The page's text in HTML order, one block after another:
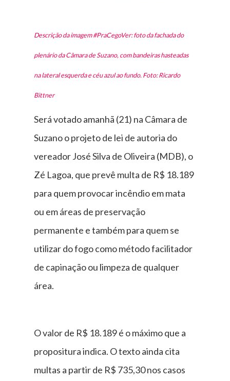
Descrição da imagem #PraCegoVer: foto da fachada do
plenário da Câmara de Suzano, com bandeiras hasteadas
na lateral esquerda e céu azul ao fundo. Foto: Ricardo
Bittner
Será votado amanhã (21) na Câmara de
Suzano o projeto de lei de autoria do
vereador José Silva de Oliveira (MDB), o
Zé Lagoa, que prevê multa de R$ 18.189
para quem provocar incêndio em mata
ou em áreas de preservação
permanente e também para quem se
utilizar do fogo como método facilitador
de capinação ou limpeza de qualquer
área.
O valor de R$ 18.189 é o máximo que a
propositura indica. O texto ainda cita
multas a partir de R$ 735,30 nos casos